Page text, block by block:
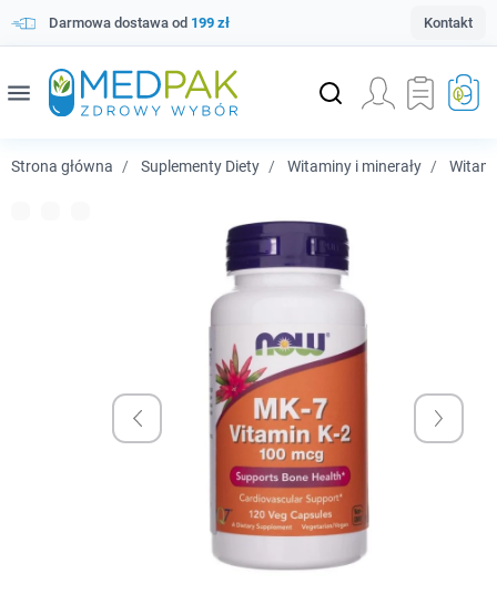
Darmowa dostawa od 199 zł Kontakt
menu
Strona główna Suplementy Diety Witaminy i minerały